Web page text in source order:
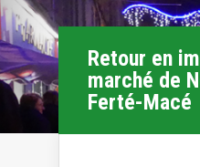
Retour en
marché de
Ferté-Macé